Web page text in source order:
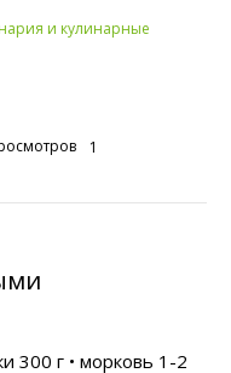
и кулинарные
1
300 г • морковь 1-2